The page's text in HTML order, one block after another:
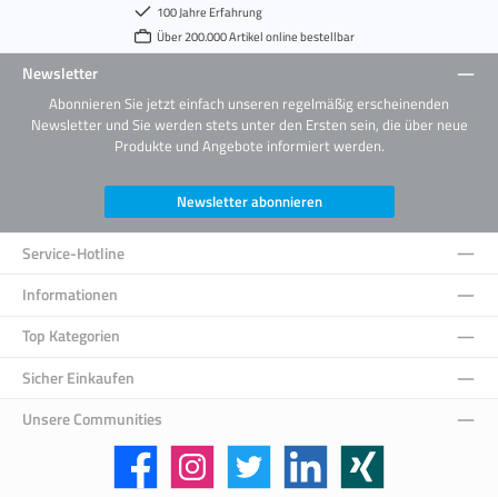
100 Jahre Erfahrung
Über 200.000 Artikel online bestellbar
Newsletter
Abonnieren Sie jetzt einfach unseren regelmäßig erscheinenden
Newsletter und Sie werden stets unter den Ersten sein, die über neue
Produkte und Angebote informiert werden.
Newsletter abonnieren
Service-Hotline
Informationen
Top Kategorien
Sicher Einkaufen
Unsere Communities
Facebook Instagram Twitter LinkedIn Xing